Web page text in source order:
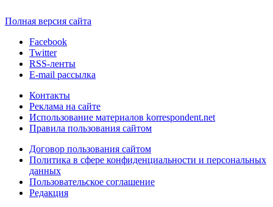
Полная версия сайта
Facebook
Twitter
RSS-ленты
E-mail рассылка
Контакты
Реклама на сайте
Использование материалов korrespondent.net
Правила пользования сайтом
Договор пользования сайтом
Политика в сфере конфиденциальности и персональных
данных
Пользовательское соглашение
Редакция